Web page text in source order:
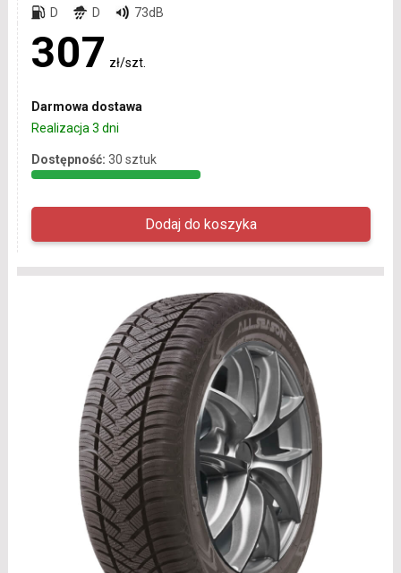
D D 73dB
307 zł/szt.
Darmowa dostawa
Realizacja 3 dni
Dostępność: 30 sztuk